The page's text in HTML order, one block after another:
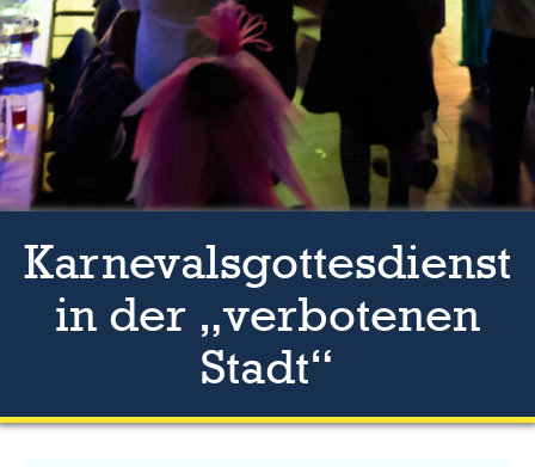
Karnevalsgottesdienst
in der „verbotenen
Stadt“